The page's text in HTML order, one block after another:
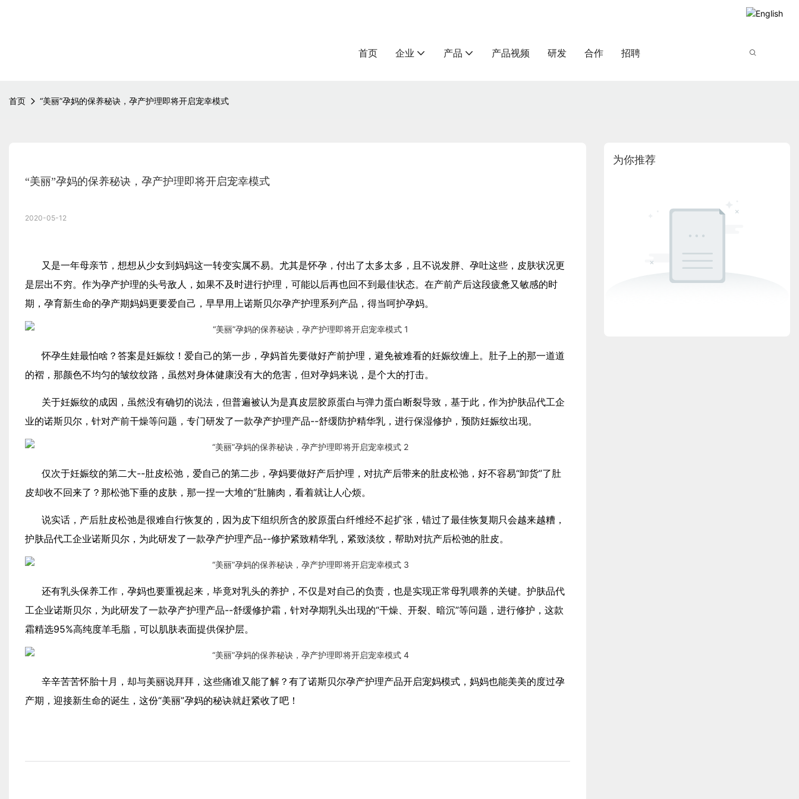
首页 企业 产品 产品视频 研发 合作 招聘
首页 “美丽”孕妈的保养秘诀，孕产护理即将开启宠幸模式
“美丽”孕妈的保养秘诀，孕产护理即将开启宠幸模式
2020-05-12
又是一年母亲节，想想从少女到妈妈这一转变实属不易。尤其是怀孕，付出了太多太多，且不说发胖、孕吐这些，皮肤状况更
是层出不穷。作为孕产护理的头号敌人，如果不及时进行护理，可能以后再也回不到最佳状态。在产前产后这段疲惫又敏感的时
期，孕育新生命的孕产期妈妈更要爱自己，早早用上诺斯贝尔孕产护理系列产品，得当呵护孕妈。
怀孕生娃最怕啥？答案是妊娠纹！爱自己的第一步，孕妈首先要做好产前护理，避免被难看的妊娠纹缠上。肚子上的那一道道
的褶，那颜色不均匀的皱纹纹路，虽然对身体健康没有大的危害，但对孕妈来说，是个大的打击。
关于妊娠纹的成因，虽然没有确切的说法，但普遍被认为是真皮层胶原蛋白与弹力蛋白断裂导致，基于此，作为护肤品代工企
业的诺斯贝尔，针对产前干燥等问题，专门研发了一款孕产护理产品--舒缓防护精华乳，进行保湿修护，预防妊娠纹出现。
仅次于妊娠纹的第二大--肚皮松弛，爱自己的第二步，孕妈要做好产后护理，对抗产后带来的肚皮松弛，好不容易“卸货”了肚
皮却收不回来了？那松弛下垂的皮肤，那一捏一大堆的“肚腩肉，看着就让人心烦。
说实话，产后肚皮松弛是很难自行恢复的，因为皮下组织所含的胶原蛋白纤维经不起扩张，错过了最佳恢复期只会越来越糟，
护肤品代工企业诺斯贝尔，为此研发了一款孕产护理产品--修护紧致精华乳，紧致淡纹，帮助对抗产后松弛的肚皮。
还有乳头保养工作，孕妈也要重视起来，毕竟对乳头的养护，不仅是对自己的负责，也是实现正常母乳喂养的关键。护肤品代
工企业诺斯贝尔，为此研发了一款孕产护理产品--舒缓修护霜，针对孕期乳头出现的“干燥、开裂、暗沉”等问题，进行修护，这款
霜精选95%高纯度羊毛脂，可以肌肤表面提供保护层。
辛辛苦苦怀胎十月，却与美丽说拜拜，这些痛谁又能了解？有了诺斯贝尔孕产护理产品开启宠妈模式，妈妈也能美美的度过孕
产期，迎接新生命的诞生，这份“美丽”孕妈的秘诀就赶紧收了吧！
为你推荐